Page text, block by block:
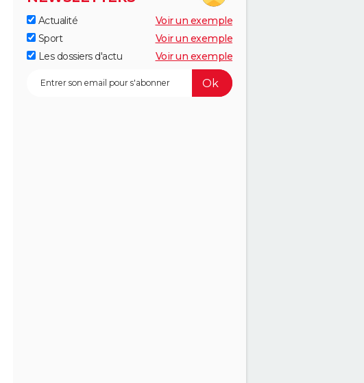
Actualité
Voir un exemple
Sport
Voir un exemple
Les dossiers d'actu
Voir un exemple